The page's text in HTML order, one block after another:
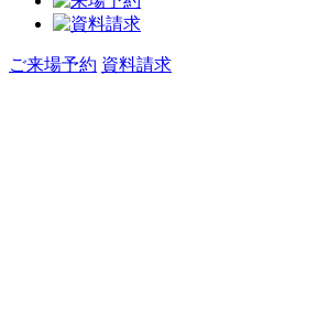
ご来場予約 資料請求